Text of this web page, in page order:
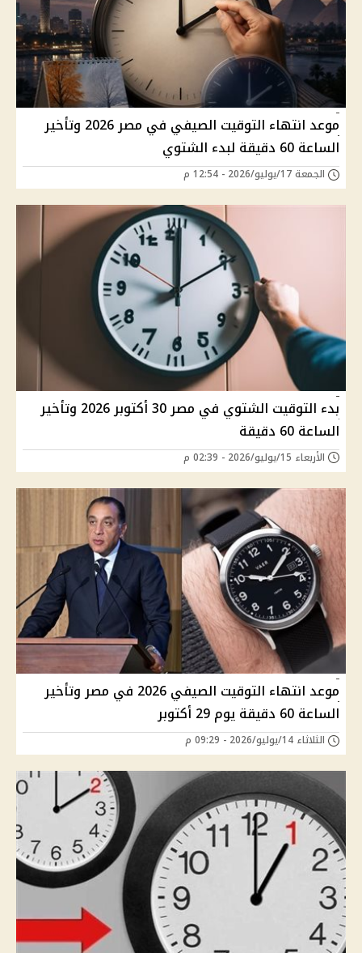
موعد انتهاء التوقيت الصيفي في مصر 2026 وتأخير
الساعة 60 دقيقة لبدء الشتوي
الجمعة 17/يوليو/2026 - 12:54 م
بدء التوقيت الشتوي في مصر 30 أكتوبر 2026 وتأخير
الساعة 60 دقيقة
الأربعاء 15/يوليو/2026 - 02:39 م
موعد انتهاء التوقيت الصيفي 2026 في مصر وتأخير
الساعة 60 دقيقة يوم 29 أكتوبر
الثلاثاء 14/يوليو/2026 - 09:29 م